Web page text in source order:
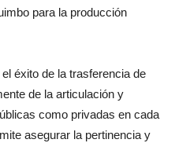
para la producción
éxito de la trasferencia de
de la articulación y
como privadas en cada
asegurar la pertinencia y